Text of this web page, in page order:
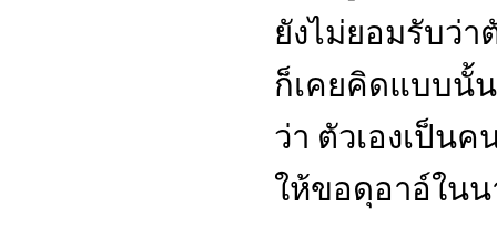
ยังไม่ยอมรับว่า
ก็เคยคิดแบบนั้
ว่า ตัวเองเป็น
ให้ขอดุอาอ์ใน